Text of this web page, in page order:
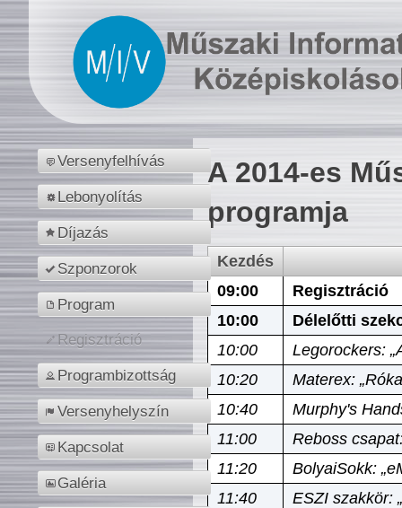
Versenyfelhívás
Lebonyolítás
Díjazás
Szponzorok
Program
Regisztráció
Programbizottság
Versenyhelyszín
Kapcsolat
Galéria
A 2014-es
programja
Kezdés
09:00
Regisztráció
10:00
Délelőtti
10:00
Legorockers:
10:20
Materex:
10:40
Murphy's
11:00
Reboss
11:20
BolyaiSokk:
11:40
ESZI szakkör: